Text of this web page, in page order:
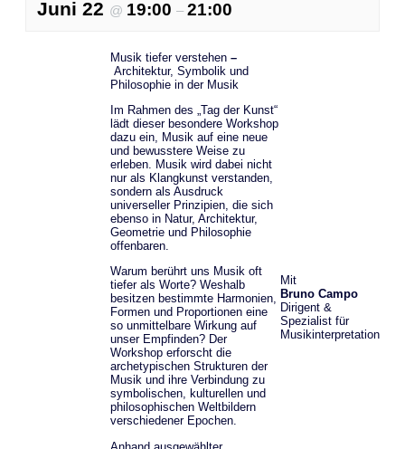
Juni 22 @ 19:00 – 21:00
Musik tiefer verstehen –
Architektur, Symbolik und
Philosophie in der Musik
Im Rahmen des „Tag der Kunst“
lädt dieser besondere Workshop
dazu ein, Musik auf eine neue
und bewusstere Weise zu
erleben. Musik wird dabei nicht
nur als Klangkunst verstanden,
sondern als Ausdruck
universeller Prinzipien, die sich
ebenso in Natur, Architektur,
Geometrie und Philosophie
offenbaren.
Warum berührt uns Musik oft
tiefer als Worte? Weshalb
besitzen bestimmte Harmonien,
Formen und Proportionen eine
so unmittelbare Wirkung auf
unser Empfinden? Der
Workshop erforscht die
archetypischen Strukturen der
Musik und ihre Verbindung zu
symbolischen, kulturellen und
philosophischen Weltbildern
verschiedener Epochen.
Mit
Bruno Campo
Dirigent &
Spezialist für
Musikinterpretation